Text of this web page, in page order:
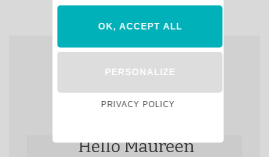
Hello Maureen
OK, ACCEPT ALL
PERSONALIZE
PRIVACY POLICY